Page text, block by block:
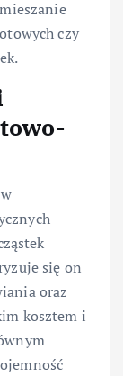
czy
się on
oraz
kosztem i